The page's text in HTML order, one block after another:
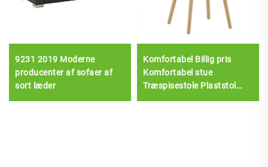
9231 2019 Moderne
producenter af sofaer af
sort læder
Komfortabel Billig pris
Komfortabel stue
Træspisestole Plaststol